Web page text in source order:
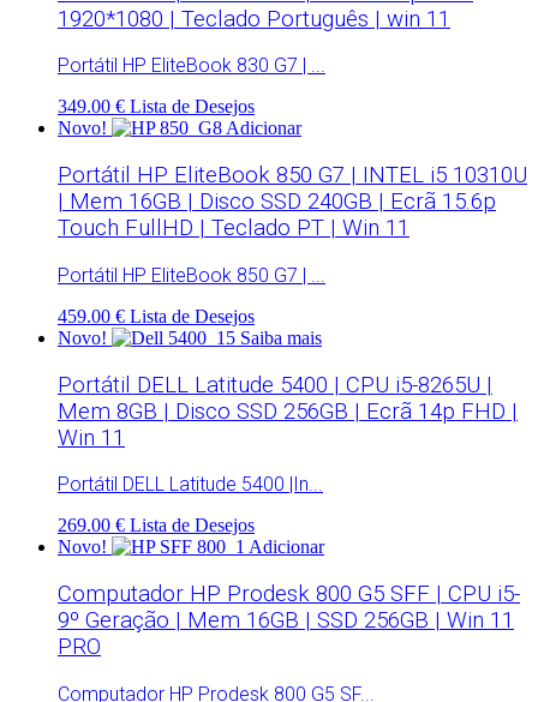
1920*1080 | Teclado Português | win 11
Portátil HP EliteBook 830 G7 | ...
349.00 € Lista de Desejos
Novo!
Adicionar
Portátil HP EliteBook 850 G7 | INTEL i5 10310U
| Mem 16GB | Disco SSD 240GB | Ecrã 15.6p
Touch FullHD | Teclado PT | Win 11
Portátil HP EliteBook 850 G7 | ...
459.00 € Lista de Desejos
Novo!
Saiba mais
Portátil DELL Latitude 5400 | CPU i5-8265U |
Mem 8GB | Disco SSD 256GB | Ecrã 14p FHD |
Win 11
Portátil DELL Latitude 5400 |In...
269.00 € Lista de Desejos
Novo!
Adicionar
Computador HP Prodesk 800 G5 SFF | CPU i5-
9º Geração | Mem 16GB | SSD 256GB | Win 11
PRO
Computador HP Prodesk 800 G5 SF...